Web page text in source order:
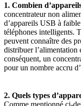
1. Combien
concentrateur non
d’appareils USB à
téléphones intelligents.
peuvent connaître des
distribuer l’alimentation
conséquent, un
pour un nombre accru
2. Quels types
Comme mentionné ci-